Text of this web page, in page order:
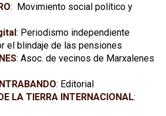
: Movimiento social político y
: Periodismo independiente
el blindaje de las pensiones
: Asoc. de vecinos de Marxalenes
: Editorial
LA TIERRA INTERNACIONAL: